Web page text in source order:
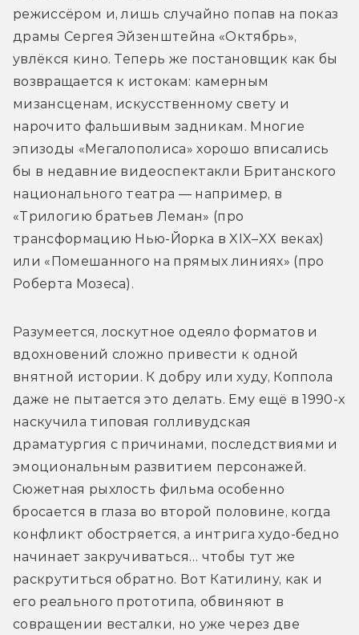
режиссёром и, лишь случайно попав на показ
драмы Сергея Эйзенштейна «Октябрь»,
увлёкся кино. Теперь же постановщик как бы
возвращается к истокам: камерным
мизансценам, искусственному свету и
нарочито фальшивым задникам. Многие
эпизоды «Мегалополиса» хорошо вписались
бы в недавние видеоспектакли Британского
национального театра — например, в
«Трилогию братьев Леман» (про
трансформацию Нью-Йорка в XIX–XX веках)
или «Помешанного на прямых линиях» (про
Роберта Мозеса).
Разумеется, лоскутное одеяло форматов и
вдохновений сложно привести к одной
внятной истории. К добру или худу, Коппола
даже не пытается это делать. Ему ещё в 1990-х
наскучила типовая голливудская
драматургия с причинами, последствиями и
эмоциональным развитием персонажей.
Сюжетная рыхлость фильма особенно
бросается в глаза во второй половине, когда
конфликт обостряется, а интрига худо-бедно
начинает закручиваться… чтобы тут же
раскрутиться обратно. Вот Катилину, как и
его реального прототипа, обвиняют в
совращении весталки, но уже через две